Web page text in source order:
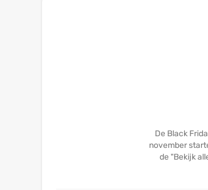
De Black
november
de "Bekijk